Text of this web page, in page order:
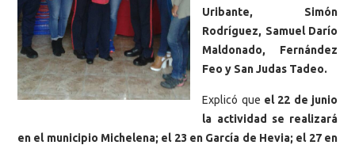
Uribante, Simón
Rodríguez, Samuel Darío
Maldonado, Fernández
Feo y San Judas Tadeo.
Explicó que el 22 de junio
la actividad se realizará
en el municipio Michelena; el 23 en García de Hevia; el 27 en